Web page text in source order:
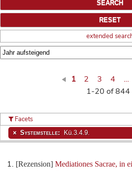
extended
1 2 3 4 …
1-20 of 844
[Rezension] Mediationes Sacrae, in
Facets
Systemstelle: Kü.3.4.9.